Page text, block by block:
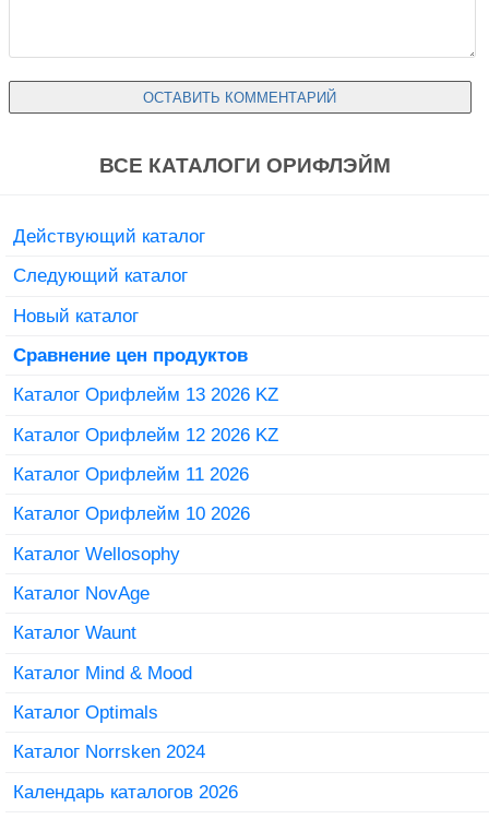
ВСЕ КАТАЛОГИ ОРИФЛЭЙМ
Действующий каталог
Следующий каталог
Новый каталог
Сравнение цен продуктов
Каталог Орифлейм 13 2026 KZ
Каталог Орифлейм 12 2026 KZ
Каталог Орифлейм 11 2026
Каталог Орифлейм 10 2026
Каталог Wellosophy
Каталог NovAge
Каталог Waunt
Каталог Mind & Mood
Каталог Optimals
Каталог Norrsken 2024
Календарь каталогов 2026